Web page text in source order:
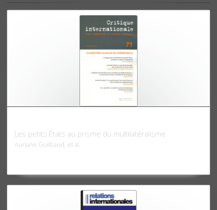
Les petits États au prisme du multilatéralisme
Auriane Guilbaud, et al.